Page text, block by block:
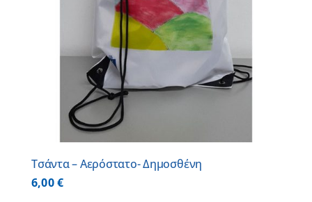
Τσάντα – Αερόστατο- Δημοσθένη
6,00€